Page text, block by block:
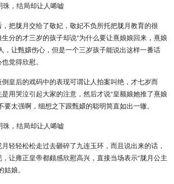
把胧月交给了敬妃，敬妃不负所托把胧月教育的很
分的才三岁的孩子却说“为什么要让熹娘娘回来，熹娘
让甄嬛伤心，但是一个三岁孩子能说出这样一番话
觉得欣慰。
皇后的戏码中的表现可谓让人拍案叫绝，才七岁而
用哭泣引起大家的注意，然后才说“皇额娘她推了熹娘
太强啊，细想之下跟甄嬛的聪明简直如出一辙。
轻轻松松走过去砸碎了九连玉环，而且说出来的话，
让雍正皇帝都颇感欣慰高兴，直接当场表示“胧月公主
娘。